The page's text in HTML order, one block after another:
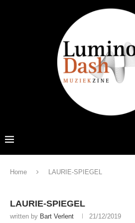
Home LAURIE-SPIEGEL
LAURIE-SPIEGEL
written by Bart Verlent 21/12/2019